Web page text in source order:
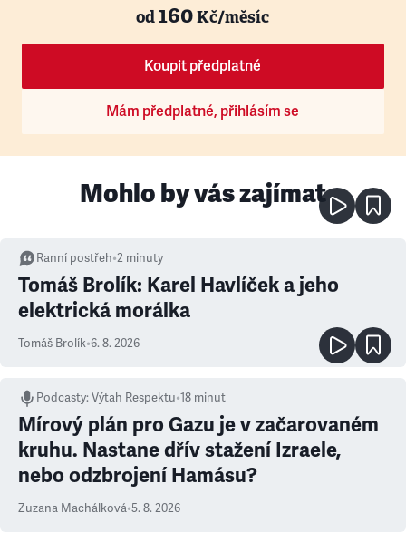
od160Kč/měsíc
Koupit předplatné
Mám předplatné, přihlásím se
Mohlo by vás zajímat
Ranní postřeh•2 minuty
Tomáš Brolík: Karel Havlíček a jeho
elektrická morálka
Tomáš Brolík•6. 8. 2026
Podcasty:Výtah Respektu•18 minut
Mírový plán pro Gazu je v začarovaném
kruhu. Nastane dřív stažení Izraele,
nebo odzbrojení Hamásu?
Zuzana Machálková•5. 8. 2026